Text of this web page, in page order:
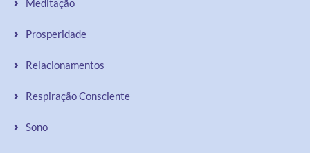
Meditação
Prosperidade
Relacionamentos
Respiração Consciente
Sono